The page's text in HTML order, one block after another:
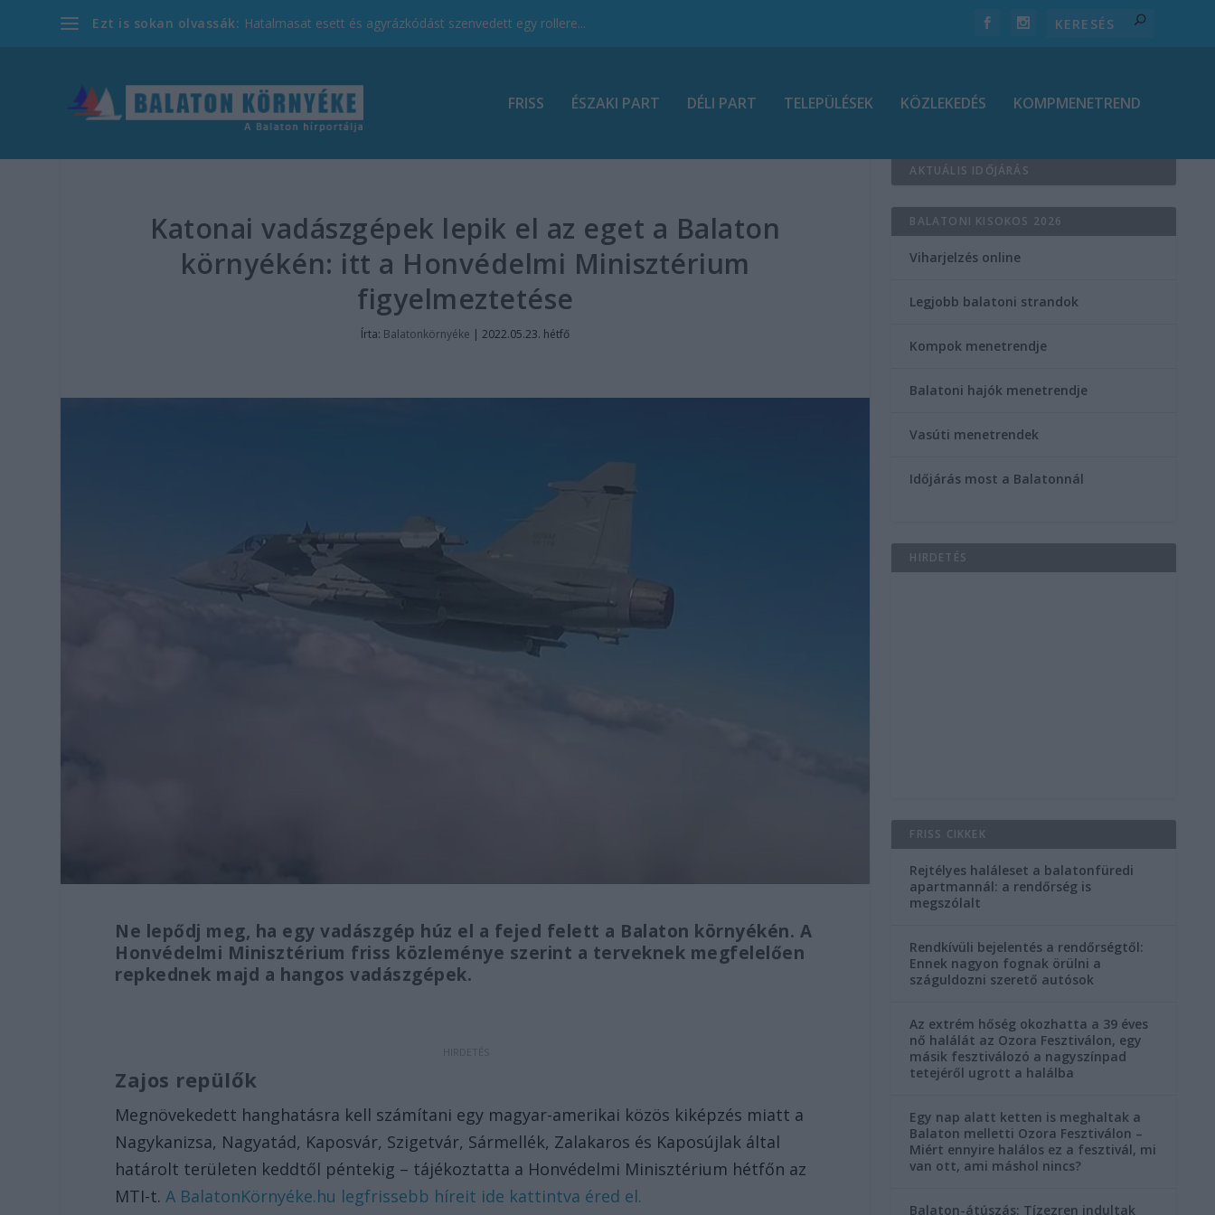
Ezt is sokan olvassák: Hatalmasat esett és agyrázkódást szenvedett egy rollere...
FRISS ÉSZAKI PART DÉLI PART TELEPÜLÉSEK KÖZLEKEDÉS KOMPMENETREND
Katonai vadászgépek lepik el az eget a Balaton
környékén: itt a Honvédelmi Minisztérium
figyelmeztetése
Írta: Balatonkörnyéke |2022.05.23. hétfő
Ne lepődj meg, ha egy vadászgép húz el a fejed felett a Balaton környékén. A
Honvédelmi Minisztérium friss közleménye szerint a terveknek megfelelően
repkednek majd a hangos vadászgépek.
Zajos repülők
Megnövekedett hanghatásra kell számítani egy magyar-amerikai közös kiképzés miatt a
Nagykanizsa, Nagyatád, Kaposvár, Szigetvár, Sármellék, Zalakaros és Kaposújlak által
határolt területen keddtől péntekig – tájékoztatta a Honvédelmi Minisztérium hétfőn az
MTI-t.A BalatonKörnyéke.hu legfrissebb híreit ide kattintva éred el.
AKTUÁLIS IDŐJÁRÁS
BALATONI KISOKOS 2026
Viharjelzés online
Legjobb balatoni strandok
Kompok menetrendje
Balatoni hajók menetrendje
Vasúti menetrendek
Időjárás most a Balatonnál
HIRDETÉS
FRISS CIKKEK
Rejtélyes haláleset a balatonfüredi
apartmannál: a rendőrség is
megszólalt
Rendkívüli bejelentés a rendőrségtől:
Ennek nagyon fognak örülni a
száguldozni szerető autósok
Az extrém hőség okozhatta a 39 éves
nő halálát az Ozora Fesztiválon, egy
másik fesztiválozó a nagyszínpad
tetejéről ugrott a halálba
Egy nap alatt ketten is meghaltak a
Balaton melletti Ozora Fesztiválon –
Miért ennyire halálos ez a fesztivál, mi
van ott, ami máshol nincs?
Balaton-átúszás: Tízezren indultak